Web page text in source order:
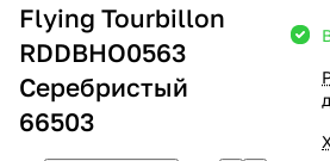
Flying Tourbillon
RDDBHO0563
Серебристый
66503